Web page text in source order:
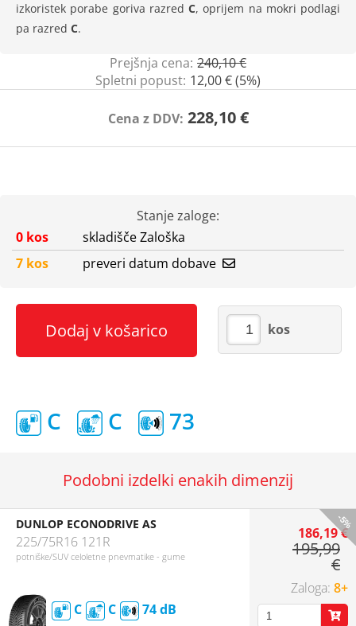
izkoristek porabe goriva razred C, oprijem na mokri podlagi
pa razred C.
Prejšnja cena: 240,10 €
Spletni popust: 12,00 € (5%)
Cena z DDV: 228,10 €
Stanje zaloge:
0 kos
skladišče Zaloška
7 kos
preveri datum dobave
Dodaj v košarico kos
C C 73
Podobni izdelki enakih dimenzij
-5%
DUNLOP ECONODRIVE AS
225/75R16 121R
potniške/SUV celoletne pnevmatike - gume
C C 74
186,19 €
195,99
€
8+